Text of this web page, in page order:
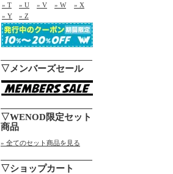
» T
» U » V » W
» X
» Y
» Z
▽メンバーズセール
▽WENOD限定セット
商品
» 全てのセット商品を見る
▽ショップカート